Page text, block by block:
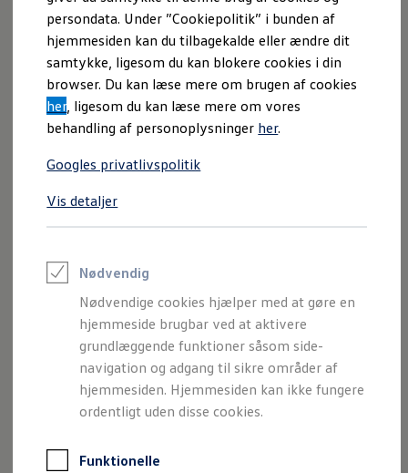
persondata. Under ”Cookiepolitik” i bunden af
hjemmesiden kan du tilbagekalde eller ændre dit
samtykke, ligesom du kan blokere cookies i din
browser. Du kan læse mere om brugen af cookies
her, ligesom du kan læse mere om vores
behandling af personoplysninger her.
Googles privatlivspolitik
Vis detaljer
Nødvendig
Nødvendige cookies hjælper med at gøre en
hjemmeside brugbar ved at aktivere
grundlæggende funktioner såsom side-
navigation og adgang til sikre områder af
hjemmesiden. Hjemmesiden kan ikke fungere
ordentligt uden disse cookies.
Funktionelle
ID. Buzz
Konceptbiler
ID. EVERY1
ID. 2all & ID. GTI
Varebiler på el
Elektromobilitet i dagligdagen
Eldrevne modeller
ID. Buzz Cargo
Opladning og Rækkevidde
Opladning med Clever
Opladning med Clever - Erhvervsbiler
Udregn din rækkevidde
Lær din ID. at kende
Varmepumpe
Energieffektivitet
Teaser Battery Regulation
Software og konnektivitet
ID. Software 6.0
ID.- softwareversioner og opdateringer
Grænseflader til din ID.
Køb og leasing
Lagerbiler til hurtig levering
Book en prøvetur
Pris fra
189.995 kr.
Elektrisk rækkevidde
Opdag ID. Polo
Design
Udstyr